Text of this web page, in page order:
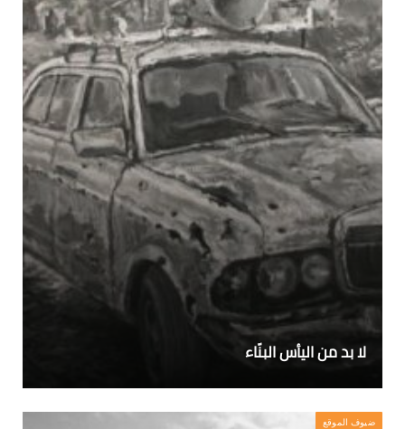
لا بد من اليأس البنّاء
ضيوف الموقع